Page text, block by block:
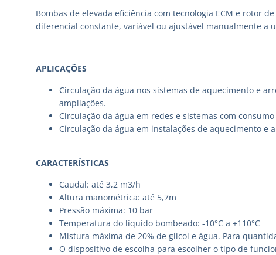
Bombas de elevada eficiência com tecnologia ECM e rotor
diferencial constante, variável ou ajustável manualmente a
APLICAÇÕES
Circulação da água nos sistemas de aquecimento e
ampliações.
Circulação da água em redes e sistemas com
Circulação da água em instalações de aquecimento e
CARACTERÍSTICAS
Caudal: até 3,2 m3/h
Altura manométrica: até 5,7m
Pressão máxima: 10 bar
Temperatura do líquido bombeado: -10°C a +110°C
Mistura máxima de 20% de glicol e água. Para
O dispositivo de escolha para escolher o tipo de